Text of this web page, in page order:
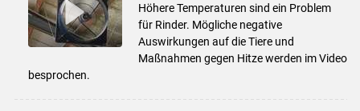
Höhere Temperaturen sind ein Problem
für Rinder. Mögliche negative
Auswirkungen auf die Tiere und
Maßnahmen gegen Hitze werden im Video
besprochen.